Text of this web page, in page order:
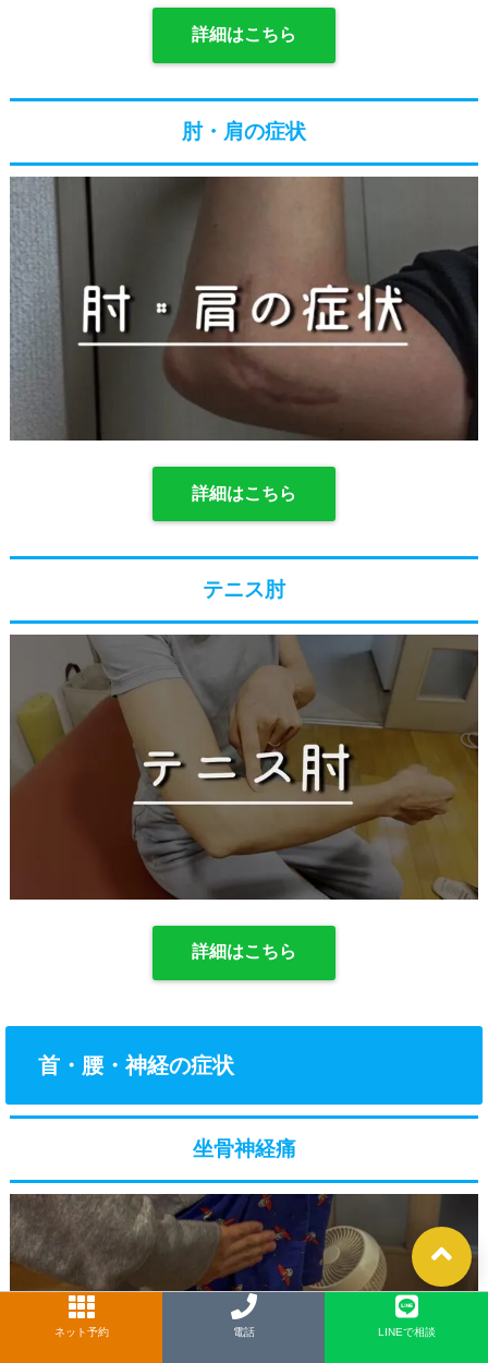
LINE
詳細はこちら
肘・肩の症状
詳細はこちら
テニス肘
詳細はこちら
首・腰・神経の症状
坐骨神経痛
ネット予約 電話 LINEで相談